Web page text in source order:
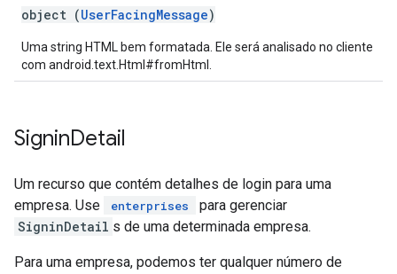
object (UserFacingMessage)
Uma string HTML bem formatada. Ele será analisado no cliente
com android.text.Html#fromHtml.
SigninDetail
Um recurso que contém detalhes de login para uma
empresa. Use
enterprises
para gerenciar
SigninDetail s de uma determinada empresa.
Para uma empresa, podemos ter qualquer número de